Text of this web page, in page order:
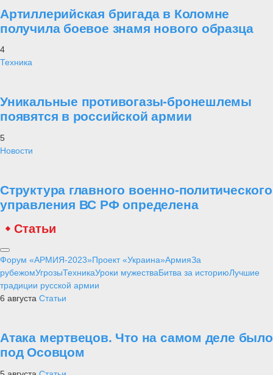
Артиллерийская бригада в Коломне
получила боевое знамя нового образца
4
Техника
Уникальные противогазы-бронешлемы
появятся в российской армии
5
Новости
Структура главного военно-политического
управления ВС РФ определена
Статьи
Форум «АРМИЯ-2023»Проект «Украина»АрмияЗа
рубежомУгрозыТехникаУроки мужестваБитва за историюЛучшие
традиции русской армии
6 августа Статьи
Атака мертвецов. Что на самом деле было
под Осовцом